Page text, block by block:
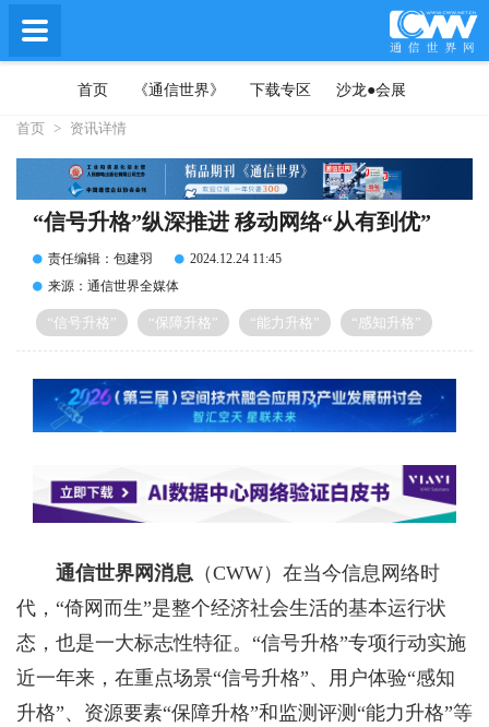
首页 《通信世界》 下载专区 沙龙●会展
首页 > 资讯详情
“信号升格”纵深推进 移动网络“从有到优”
责任编辑：包建羽
2024.12.24 11:45
来源：通信世界全媒体
“信号升格” “保障升格” “能力升格” “感知升格”
通信世界网消息 （CWW） 在当今信息网络时
代，“倚网而生”是整个经济社会生活的基本运行状
态，也是一大标志性特征。“信号升格”专项行动实施
近一年来，在重点场景“信号升格”、用户体验“感知
升格”、资源要素“保障升格”和监测评测“能力升格”等